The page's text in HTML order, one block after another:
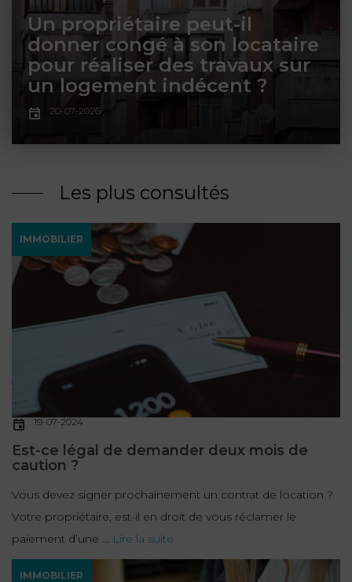
DROITS
INDEMNITÉ DE
LICENCIEMENT
PRESTATION
PRÉJUDICE
CORPOREL
DROIT
ADMINISTRATIF
ET
PROPRIÉTÉ
INTELLECTUELLE
DISTRIBUTION
ENTREPRISES
EN
PERSONNES
HAUSSMANN
DU
FONCTION
PRÉJUDICE
CORPOREL
DROIT
DES
ÉTRANGERS
DE
20-07-2026
Un propriétaire peut-il
donner congé à son locataire
pour réaliser des travaux sur
un logement indécent ?
Les plus consultés
IMMOBILIER
19-07-2024
Est-ce légal de demander deux mois de
caution ?
Vous devez signer prochainement un contrat de location ?
Votre propriétaire, est-il en droit de vous réclamer le
paiement d’une ... Lire la suite
IMMOBILIER